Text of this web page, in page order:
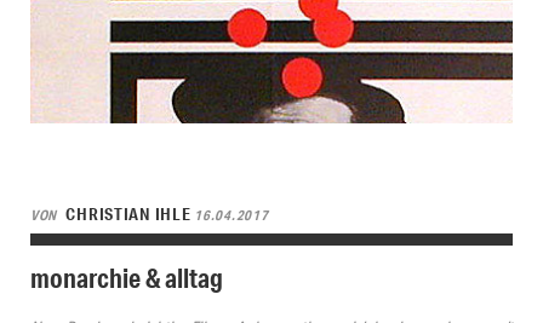
VON CHRISTIAN IHLE 16.04.2017
monarchie & alltag